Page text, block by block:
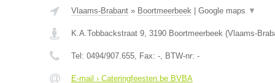
Vlaams-Brabant» Boortmeerbeek| Google maps ▼
K.A.Tobbackstraat 9, 3190 Boortmeerbeek(Vlaams-
Tel: 0494/907.655, Fax: -, BTW-nr: -
E-mail › Cateringfeesten.be BVBA